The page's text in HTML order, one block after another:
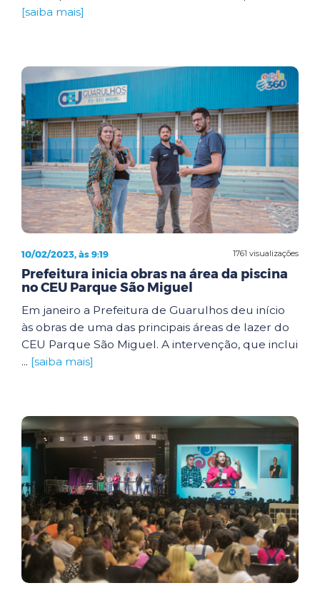
[saiba mais]
1761 visualizações
10/02/2023, às 9:19
Prefeitura inicia obras na área da piscina
no CEU Parque São Miguel
Em janeiro a Prefeitura de Guarulhos deu início
às obras de uma das principais áreas de lazer do
CEU Parque São Miguel. A intervenção, que inclui
... [saiba mais]